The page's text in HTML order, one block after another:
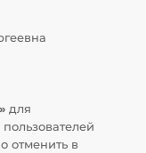
для
отменить в